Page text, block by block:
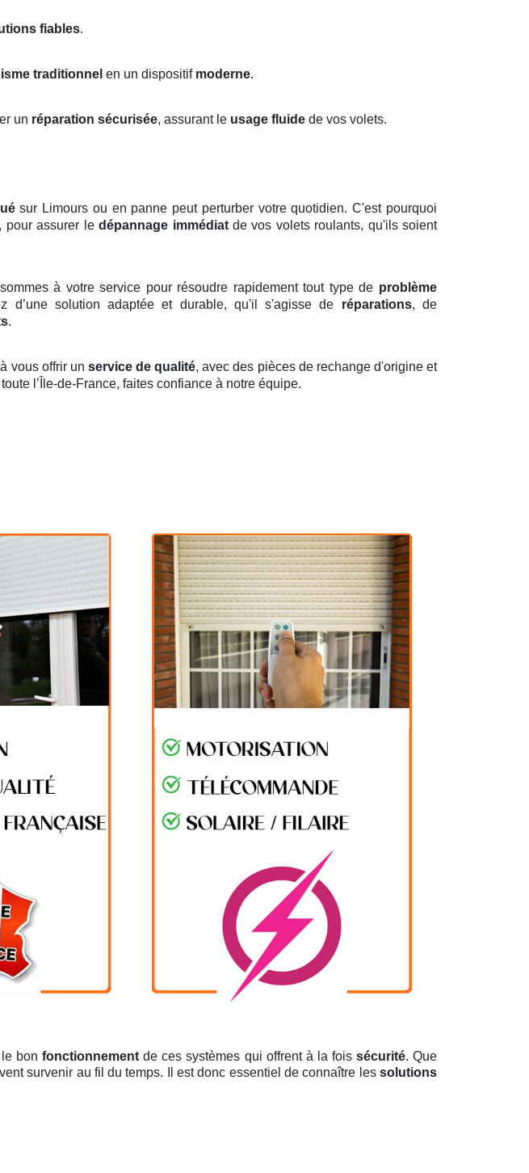
fiables.
traditionnel en un dispositif moderne.
un réparation sécurisée, assurant le usage fluide de vos volets.
sur Limours ou en panne peut perturber votre quotidien. C'est pourquoi
pour assurer ledépannage immédiatde vos volets roulants, qu'ils soient
à votre service pour résoudre rapidement tout type de problème
d’une solution adaptée et durable, qu'il s'agisse de réparations, de
.
vous offrir un service de qualité, avec des pièces de rechange d'origine et
l’Île-de-France, faites confiance à notre équipe.
le bonfonctionnementde ces systèmes qui offrent à la fois sécurité. Que
survenir au fil du temps. Il est donc essentiel de connaître lessolutions